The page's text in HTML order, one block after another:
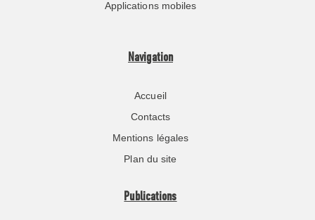
Applications mobiles
Navigation
Accueil
Contacts
Mentions légales
Plan du site
Publications